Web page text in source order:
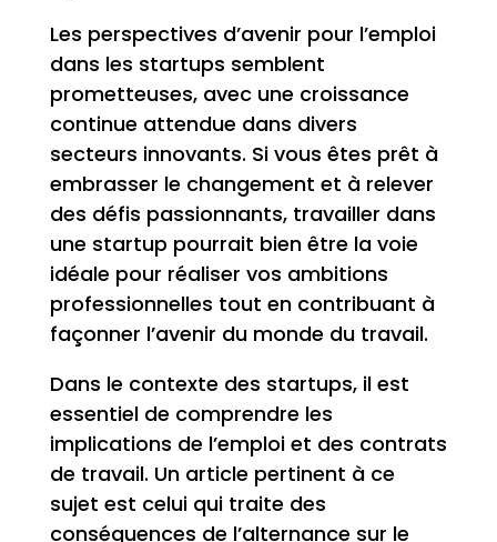
Les perspectives d’avenir pour l’emploi
dans les startups semblent
prometteuses, avec une croissance
continue attendue dans divers
secteurs innovants. Si vous êtes prêt à
embrasser le changement et à relever
des défis passionnants, travailler dans
une startup pourrait bien être la voie
idéale pour réaliser vos ambitions
professionnelles tout en contribuant à
façonner l’avenir du monde du travail.
Dans le contexte des startups, il est
essentiel de comprendre les
implications de l’emploi et des contrats
de travail. Un article pertinent à ce
sujet est celui qui traite des
conséquences de l’alternance sur le